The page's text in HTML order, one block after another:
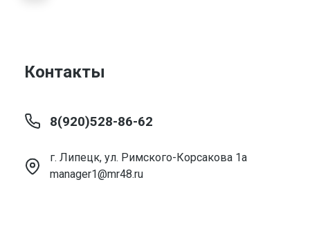
Контакты
8(920)528-86-62
г. Липецк, ул. Римского-Корсакова 1а
manager1@mr48.ru